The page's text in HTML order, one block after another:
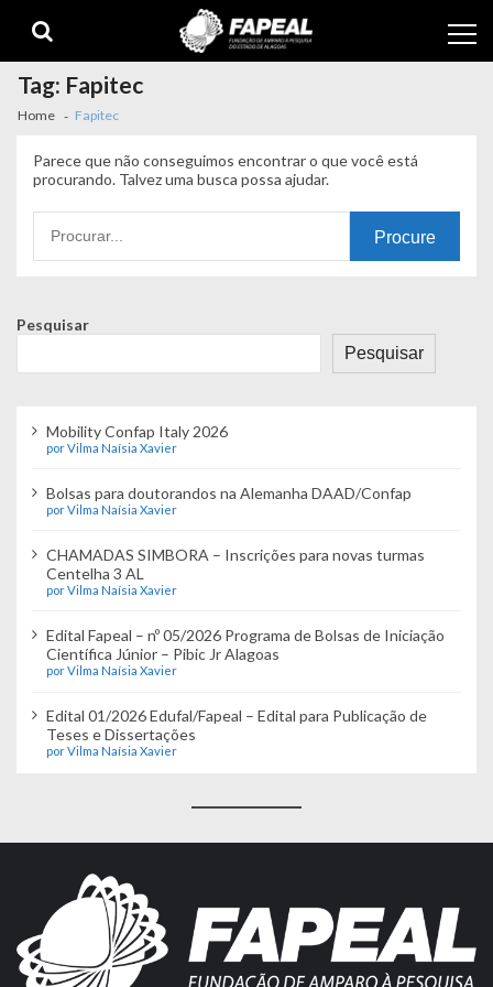
navigation
content
Tag: Fapitec
Home Fapitec
Parece que não conseguimos encontrar o que você está
procurando. Talvez uma busca possa ajudar.
por:
Pesquisar
Pesquisar
Mobility Confap Italy 2026
por Vilma Naísia Xavier
Bolsas para doutorandos na Alemanha DAAD/Confap
por Vilma Naísia Xavier
CHAMADAS SIMBORA – Inscrições para novas turmas
Centelha 3 AL
por Vilma Naísia Xavier
Edital Fapeal – nº 05/2026 Programa de Bolsas de Iniciação
Científica Júnior – Pibic Jr Alagoas
por Vilma Naísia Xavier
Edital 01/2026 Edufal/Fapeal – Edital para Publicação de
Teses e Dissertações
por Vilma Naísia Xavier